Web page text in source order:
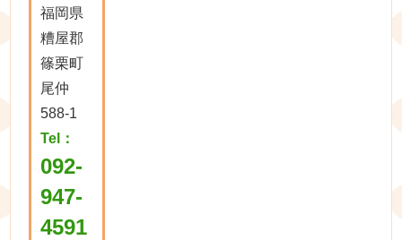
福岡県
糟屋郡
篠栗町
尾仲
588-1
Tel：
092-
947-
4591